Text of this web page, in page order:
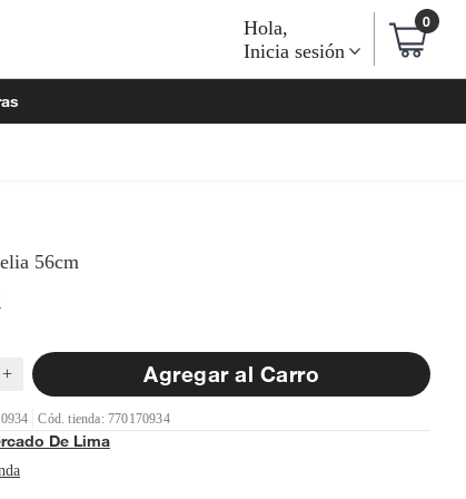
Hola,
Inicia sesión
0
56cm
+ Agregar al Carro
Cód. tienda: 770170934
De Lima